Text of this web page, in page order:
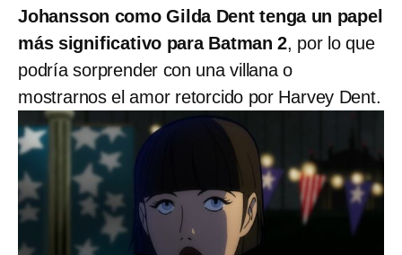
Johansson como Gilda Dent tenga un papel
más significativo para Batman 2, por lo que
podría sorprender con una villana o
mostrarnos el amor retorcido por Harvey Dent.